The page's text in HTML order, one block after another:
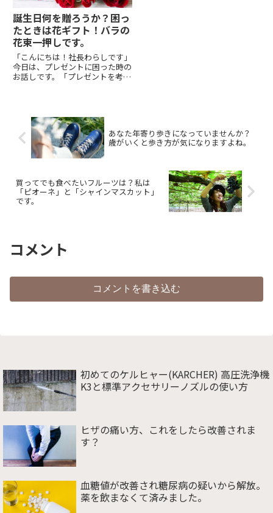
誕生日何を贈ろうか？困っ
たときは花ギフト！バラの
花束一押しです。
「こんにちは！社長わらしです」
今日は、プレゼントに困った時の
お話しです。「プレゼントを考え
ておりますが。。。「何を贈くれ
ばいいの？」その答えは「わか
り...
あなた年寄り歩きになっていませんか？
歳がいくと歩き方が気になりますよね。
買ってでも食べたいフルーツは？私は
「ピオーネ」と「シャインマスカット」
です。
コメント
コメントを書き込む
初めてのケルヒャー(KARCHER) 高圧洗浄機
K3と標準アクセサリーノズルの使い方
ヒザの痛い方、これをしたら改善されま
す？
血糖値が改善され糖尿病の疑いから解放。
薬を飲まなくて済みました。